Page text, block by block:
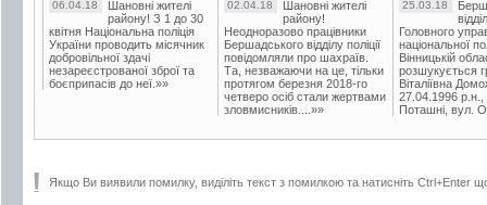
06.04.18
Шановні жителі
району! З 1 до 30
квітня Національна поліція
України проводить місячник
добровільної здачі
незареєстрованої зброї та
боєприпасів до неї.»»
02.04.18
Шановні жителі
району!
Неодноразово працівники
Бершадського відділу поліції
повідомляли про шахраїв.
Та, незважаючи на це, тільки
протягом березня 2018-го
четверо осіб стали жертвами
зловмисників....»»
25.03.18
Головного
національної
Вінницькій
розшукується
Віталіївна
27.04.1996 р.н.,
Поташні, вул.
Якщо Ви виявили помилку, виділіть текст з помилкою та натисніть Ctrl+Enter